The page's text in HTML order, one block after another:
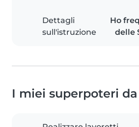
Dettagli
sull'istruzione
Ho
delle
I miei superpoteri